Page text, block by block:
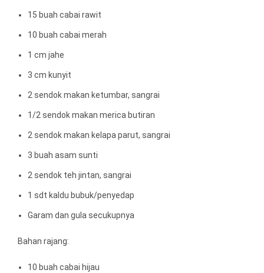
15 buah cabai rawit
10 buah cabai merah
1 cm jahe
3 cm kunyit
2 sendok makan ketumbar, sangrai
1/2 sendok makan merica butiran
2 sendok makan kelapa parut, sangrai
3 buah asam sunti
2 sendok teh jintan, sangrai
1 sdt kaldu bubuk/penyedap
Garam dan gula secukupnya
Bahan rajang:
10 buah cabai hijau